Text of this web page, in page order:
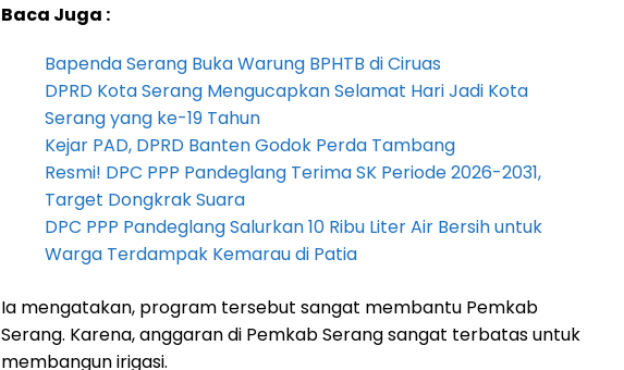
Baca Juga :
Bapenda Serang Buka Warung BPHTB di Ciruas
DPRD Kota Serang Mengucapkan Selamat Hari Jadi Kota
Serang yang ke-19 Tahun
Kejar PAD, DPRD Banten Godok Perda Tambang
Resmi! DPC PPP Pandeglang Terima SK Periode 2026-2031,
Target Dongkrak Suara
DPC PPP Pandeglang Salurkan 10 Ribu Liter Air Bersih untuk
Warga Terdampak Kemarau di Patia
Ia mengatakan, program tersebut sangat membantu Pemkab
Serang. Karena, anggaran di Pemkab Serang sangat terbatas untuk
membangun irigasi.